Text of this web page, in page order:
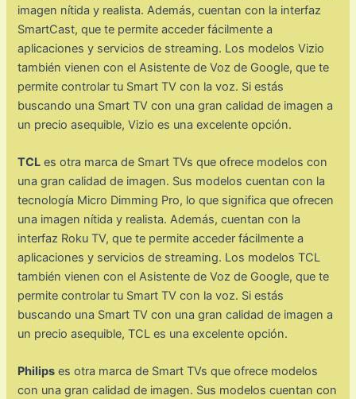
imagen nítida y realista. Además, cuentan con la interfaz
SmartCast, que te permite acceder fácilmente a
aplicaciones y servicios de streaming. Los modelos Vizio
también vienen con el Asistente de Voz de Google, que te
permite controlar tu Smart TV con la voz. Si estás
buscando una Smart TV con una gran calidad de imagen a
un precio asequible, Vizio es una excelente opción.
TCL es otra marca de Smart TVs que ofrece modelos con
una gran calidad de imagen. Sus modelos cuentan con la
tecnología Micro Dimming Pro, lo que significa que ofrecen
una imagen nítida y realista. Además, cuentan con la
interfaz Roku TV, que te permite acceder fácilmente a
aplicaciones y servicios de streaming. Los modelos TCL
también vienen con el Asistente de Voz de Google, que te
permite controlar tu Smart TV con la voz. Si estás
buscando una Smart TV con una gran calidad de imagen a
un precio asequible, TCL es una excelente opción.
Philips es otra marca de Smart TVs que ofrece modelos
con una gran calidad de imagen. Sus modelos cuentan con